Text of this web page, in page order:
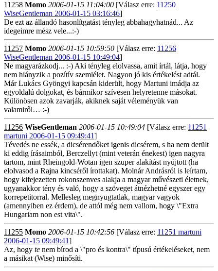
11258 Momo 2006-01-15 11:04:00 [Válasz erre: 11250
WiseGentleman 2006-01-15 03:16:46]
De ezt az állandó hasonlítgatást tényleg abbahagyhatnád... Az
idegeimre mész vele...:-)
11257 Momo 2006-01-15 10:59:50 [Válasz erre: 11256
WiseGentleman 2006-01-15 10:49:04]
Ne magyarázkodj... :-) Aki tényleg elolvassa, amit írtál, látja, hogy
nem hiányzik a pozítív szemlélet. Nagyon jó kis értékelést adtál.
Már Lukács Gyöngyi kapcsán kiderült, hogy Martuni imádja az
egyoldalú dolgokat, és bármikor szívesen helyretenne másokat.
Különösen azok zavarják, akiknek saját véleményük van
valamiről… :-)
11256 WiseGentleman 2006-01-15 10:49:04 [Válasz erre: 11251
martuni 2006-01-15 09:49:41]
Tévedés ne essék, a dicsérendőket igenis dicsérem, s ha nem derült
ki eddig írásaimból, Berczellyt (mint veterán énekest) igen nagyra
tartom, mint Rheingold-Wotan igen szuper alakítást nyújtott (ha
elolvasod a Rajna kincséről írottakat). Molnár Andrásról is leírtam,
hogy kifejezetten rokonszenves alakja a magyar művészeti életnek,
ugyanakkor tény és való, hogy a szöveget átnézhetné egyszer egy
korrepetitorral. Mellesleg megnyugtatlak, magyar vagyok
(amennyiben ez érdem), de attól még nem vallom, hogy \"Extra
Hungariam non est vita\".
11255 Momo 2006-01-15 10:42:56 [Válasz erre: 11251 martuni
2006-01-15 09:49:41]
Az, hogy te nem bírod a \"pro és kontra\" típusú értékeléseket, nem
a másikat (Wise) minősíti.